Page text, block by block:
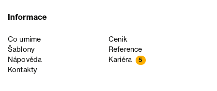
Informace
Co umíme
Ceník
Šablony
Reference
Nápověda
Kariéra 5
Kontakty